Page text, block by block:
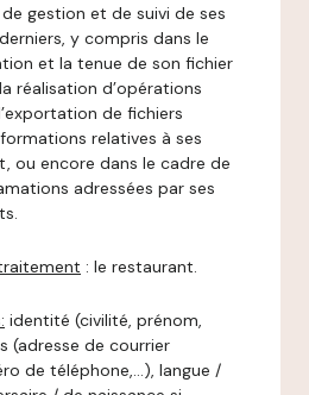
gestion et de suivi de ses
y compris dans le
et la tenue de son fichier
réalisation d’opérations
de fichiers
relatives à ses
ou encore dans le cadre de
adressées par ses
: le restaurant.
identité (civilité, prénom,
(adresse de courrier
de téléphone,…), langue /